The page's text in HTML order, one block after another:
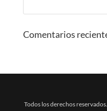
Comentarios
Todos los derechos